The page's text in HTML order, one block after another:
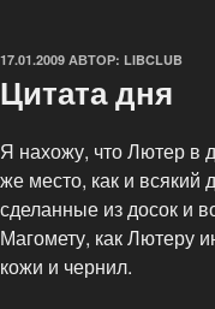
ОПУБЛИКОВАНО
17.01.2009 АВТОР: LIBCLUB
Цитата дня
Я нахожу, что Лютер в
же место, как и всякий
сделанные из досок и
Магомету, как Лютеру
кожи и чернил.